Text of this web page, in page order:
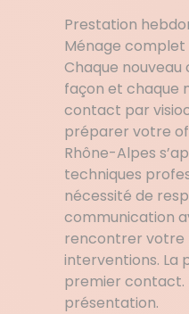
Prestation
Ménage
Chaque nouveau
façon et chaque
contact par
préparer votre
Rhône-Alpes
techniques
nécessité de
communication
rencontrer votre
interventions. La
premier contact.
présentation.